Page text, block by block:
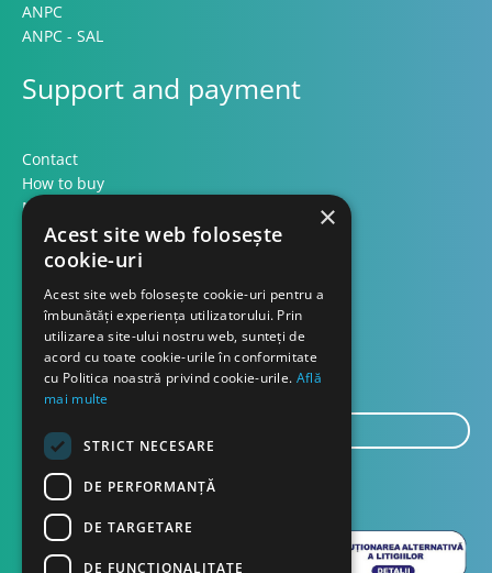
ANPC
ANPC - SAL
Support and payment
Contact
How to buy
Methods of payment
Formular retur
Contact
About us
Blog
mail...
SEND
×
Acest site web folosește
cookie-uri
Acest site web folosește cookie-uri pentru a
îmbunătăți experiența utilizatorului. Prin
utilizarea site-ului nostru web, sunteți de
acord cu toate cookie-urile în conformitate
cu Politica noastră privind cookie-urile. Află
mai multe
STRICT NECESARE
DE PERFORMANȚĂ
DE TARGETARE
DE FUNCŢIONALITATE